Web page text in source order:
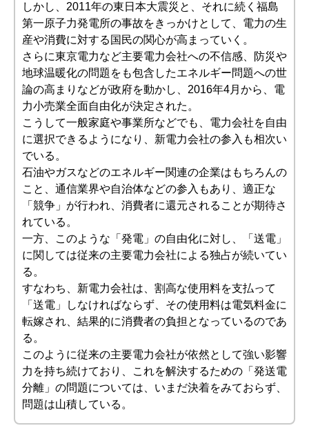
しかし、2011年の東日本大震災と、それに続く福島
第一原子力発電所の事故をきっかけとして、電力の生
産や消費に対する国民の関心が高まっていく。
さらに東京電力など主要電力会社への不信感、防災や
地球温暖化の問題をも包含したエネルギー問題への世
論の高まりなどが政府を動かし、2016年4月から、電
力小売業全面自由化が決定された。
こうして一般家庭や事業所などでも、電力会社を自由
に選択できるようになり、新電力会社の参入も相次い
でいる。
石油やガスなどのエネルギー関連の企業はもちろんの
こと、通信業界や自治体などの参入もあり、適正な
「競争」が行われ、消費者に還元されることが期待さ
れている。
一方、このような「発電」の自由化に対し、「送電」
に関しては従来の主要電力会社による独占が続いてい
る。
すなわち、新電力会社は、割高な使用料を支払って
「送電」しなければならず、その使用料は電気料金に
転嫁され、結果的に消費者の負担となっているのであ
る。
このように従来の主要電力会社が依然として強い影響
力を持ち続けており、これを解決するための「発送電
分離」の問題については、いまだ決着をみておらず、
問題は山積している。